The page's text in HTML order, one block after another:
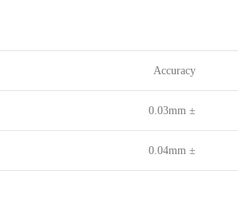
Accuracy
± 0.03mm
± 0.04mm